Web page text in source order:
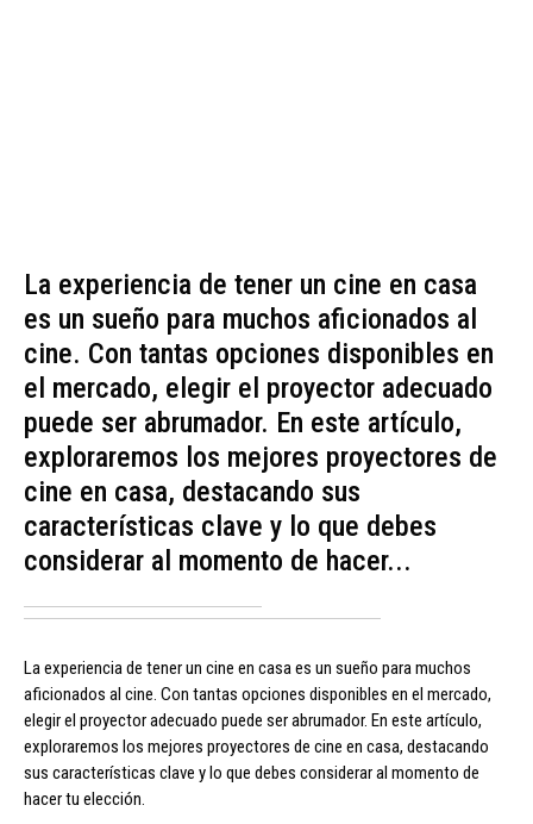
La experiencia de tener un cine en casa
es un sueño para muchos aficionados al
cine. Con tantas opciones disponibles en
el mercado, elegir el proyector adecuado
puede ser abrumador. En este artículo,
exploraremos los mejores proyectores de
cine en casa, destacando sus
características clave y lo que debes
considerar al momento de hacer...
La experiencia de tener un cine en casa es un sueño para muchos
aficionados al cine. Con tantas opciones disponibles en el mercado,
elegir el proyector adecuado puede ser abrumador. En este artículo,
exploraremos los mejores proyectores de cine en casa, destacando
sus características clave y lo que debes considerar al momento de
hacer tu elección.